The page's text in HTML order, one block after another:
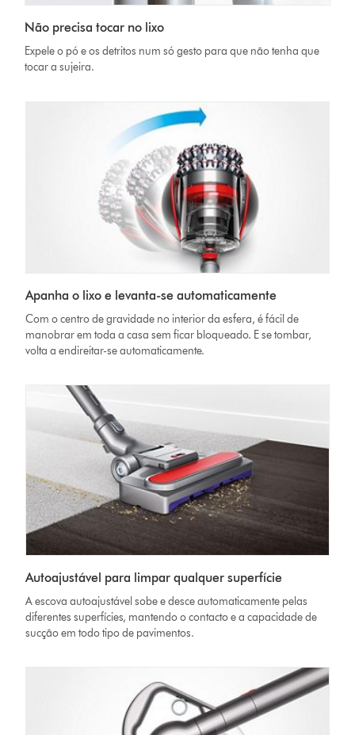
Não precisa tocar no lixo
Expele o pó e os detritos num só gesto para que não tenha que
tocar a sujeira.
Apanha o lixo e levanta-se automaticamente
Com o centro de gravidade no interior da esfera, é fácil de
manobrar em toda a casa sem ficar bloqueado. E se tombar,
volta a endireitar-se automaticamente.
Autoajustável para limpar qualquer superfície
A escova autoajustável sobe e desce automaticamente pelas
diferentes superfícies, mantendo o contacto e a capacidade de
sucção em todo tipo de pavimentos.